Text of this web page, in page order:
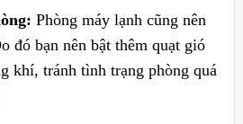
Phòng máy lạnh cũng nên
đó bạn nên bật thêm quạt gió
khí, tránh tình trạng phòng quá